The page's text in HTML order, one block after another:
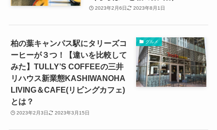
2023年2月6日 2023年8月1日
グルメ
柏の葉キャンパス駅にタリーズコ
ーヒーが３つ！【違いを比較して
みた】TULLY’S COFFEEの三井
リハウス新業態KASHIWANOHA
LIVING＆CAFE(リビングカフェ)
とは？
2023年2月3日 2023年3月15日